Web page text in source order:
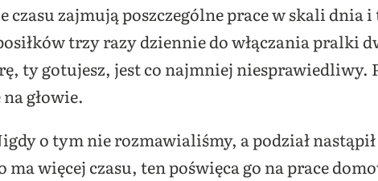
czasu zajmują poszczególne prace w skali dnia
trzy razy dziennie do włączania pralki
ty gotujesz, jest co najmniej niesprawiedliwy.
głowie.
o tym nie rozmawialiśmy, a podział
ma więcej czasu, ten poświęca go na prace